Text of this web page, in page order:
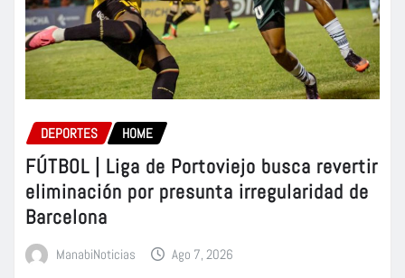
DEPORTES HOME
FÚTBOL | Liga de Portoviejo busca revertir
eliminación por presunta irregularidad de
Barcelona
ManabiNoticias Ago 7, 2026